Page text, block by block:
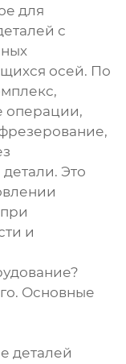
для
с
осей. По
операции,
Это
и
Основные
деталей